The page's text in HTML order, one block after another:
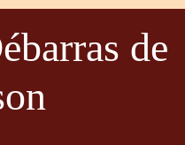
de